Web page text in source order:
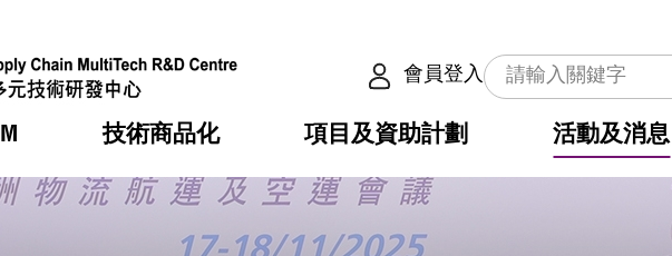
會員登入
機構簡介
技術商品化
服務
可獲授權之技術
項目及資助計劃
合作計劃
活動及消息
活動
會籍及服務